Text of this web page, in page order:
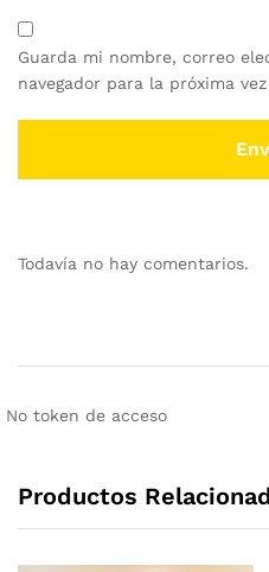
Guarda mi nombre, correo
navegador para la próxima
Todavía no hay comentarios.
No token de acceso
Productos